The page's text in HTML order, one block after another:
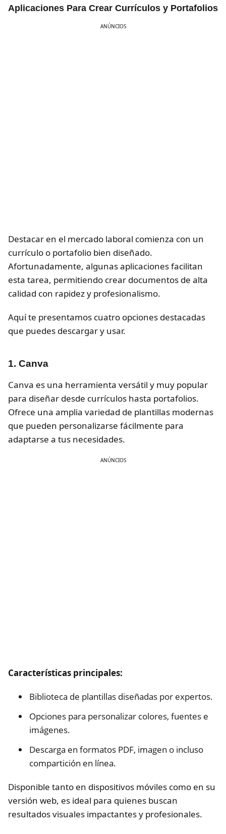
Aplicaciones Para Crear Currículos y Portafolios
ANÚNCIOS
Destacar en el mercado laboral comienza con un
currículo o portafolio bien diseñado.
Afortunadamente, algunas aplicaciones facilitan
esta tarea, permitiendo crear documentos de alta
calidad con rapidez y profesionalismo.
Aquí te presentamos cuatro opciones destacadas
que puedes descargar y usar.
1. Canva
Canva es una herramienta versátil y muy popular
para diseñar desde currículos hasta portafolios.
Ofrece una amplia variedad de plantillas modernas
que pueden personalizarse fácilmente para
adaptarse a tus necesidades.
ANÚNCIOS
Características principales:
Biblioteca de plantillas diseñadas por expertos.
Opciones para personalizar colores, fuentes e
imágenes.
Descarga en formatos PDF, imagen o incluso
compartición en línea.
Disponible tanto en dispositivos móviles como en su
versión web, es ideal para quienes buscan
resultados visuales impactantes y profesionales.